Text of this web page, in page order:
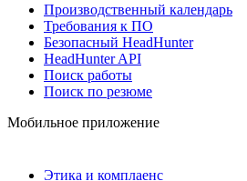
Производственный календарь
Требования к ПО
Безопасный HeadHunter
HeadHunter API
Поиск работы
Поиск по резюме
Мобильное приложение
Этика и комплаенс